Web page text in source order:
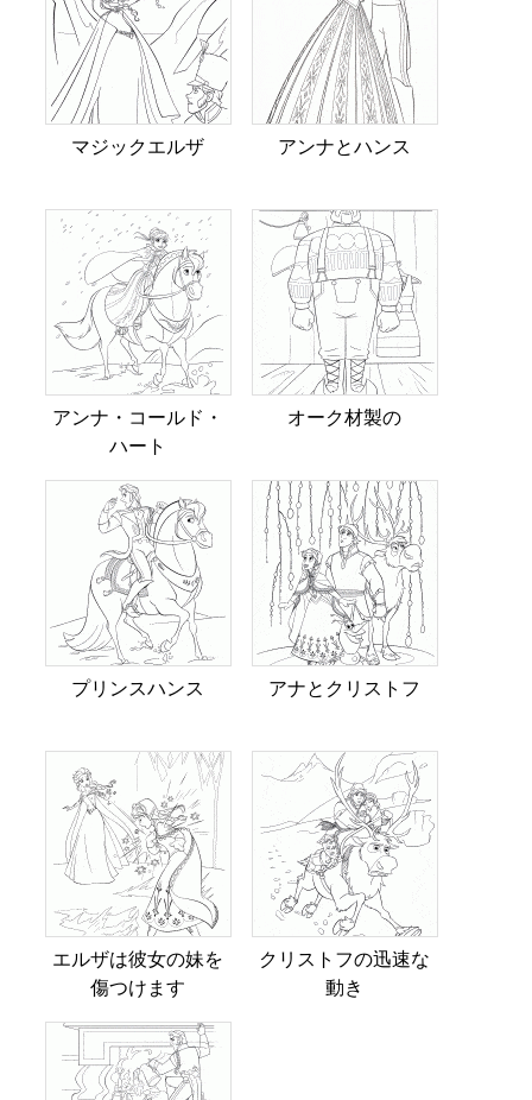
マジックエルザ アンナとハンス
アンナ・コールド・
ハート
オーク材製の
プリンスハンス アナとクリストフ
エルザは彼女の妹を
傷つけます
クリストフの迅速な
動き